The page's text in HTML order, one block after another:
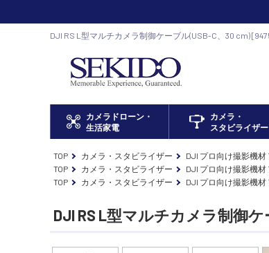
DJI RS L型マルチカメラ制御ケーブル(USB-C、30 cm)
DJI ドローン正規代理店
カメラドローン・
生活家電
カメラ・
スタビライザー
TOP カメラ・スタビライザー DJI プロ向け撮影機材
TOP
カメラ・スタビライザー DJI プロ向け撮影機材
TOP
カメラ・スタビライザー DJI プロ向け撮影機材
DJI RS L型マルチカメラ制御